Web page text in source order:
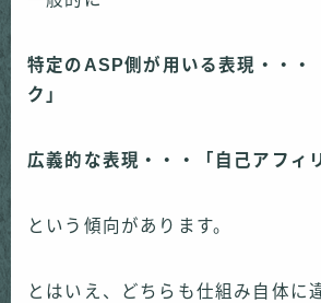
特定のASP側が用いる表現・・・
ク」
広義的な表現・・・「自己アフィ
という傾向があります。
とはいえ、どちらも仕組み自体に